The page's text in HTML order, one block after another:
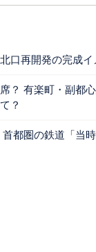
口再開発の完成
？ 有楽町・副都
？
都圏の鉄道「当